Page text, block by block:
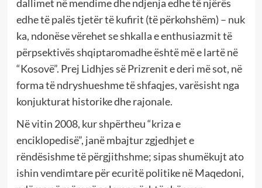
dallimet në mendime dhe ndjenja edhe të njërës
edhe të palës tjetër të kufirit (të përkohshëm) – nuk
ka, ndonëse vërehet se shkalla e enthusiazmit të
përpsektivës shqiptaromadhe është më e lartë në
“Kosovë”. Prej Lidhjes së Prizrenit e deri më sot, në
forma të ndryshueshme të shfaqjes, varësisht nga
konjukturat historike dhe rajonale.
Në vitin 2008, kur shpërtheu “kriza e
enciklopedisë”, janë mbajtur zgjedhjet e
rëndësishme të përgjithshme; sipas shumëkujt ato
ishin vendimtare për ecuritë politike në Maqedoni,